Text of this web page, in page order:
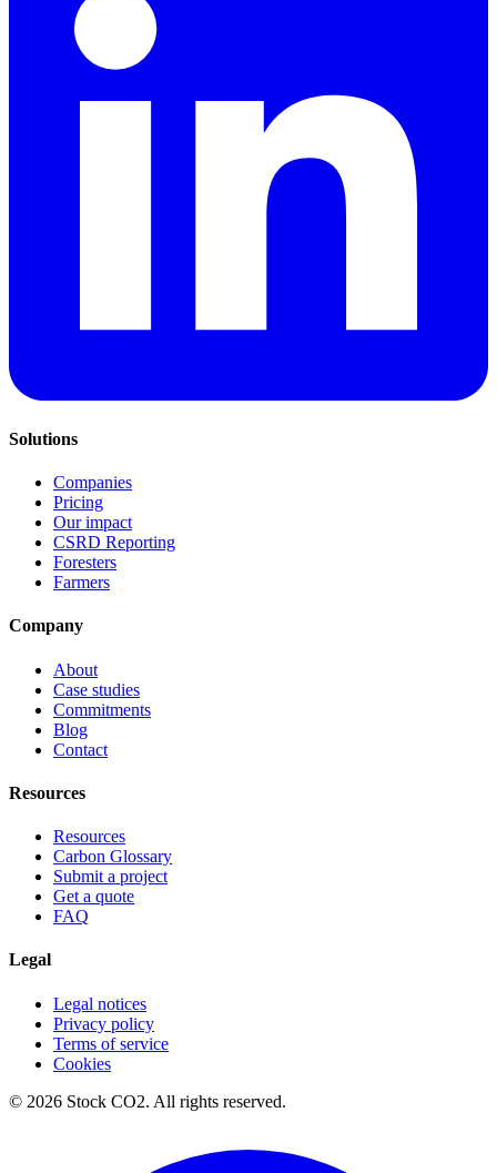
Solutions
Companies
Pricing
Our impact
CSRD Reporting
Foresters
Farmers
Company
About
Case studies
Commitments
Blog
Contact
Resources
Resources
Carbon Glossary
Submit a project
Get a quote
FAQ
Legal
Legal notices
Privacy policy
Terms of service
Cookies
© 2026 Stock CO2. All rights reserved.